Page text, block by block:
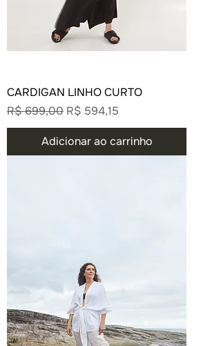
CARDIGAN LINHO CURTO
Preço normal
R$ 699,00 Preço promocional
R$ 594,15
Adicionar ao carrinho